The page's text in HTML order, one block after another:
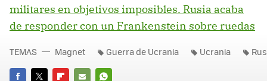
militares en objetivos imposibles. Rusia acaba
de responder con un Frankenstein sobre ruedas
TEMAS Magnet Guerra de Ucrania Ucrania